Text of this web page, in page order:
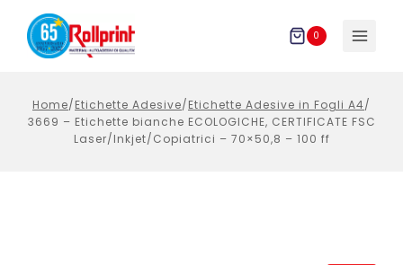
Salta
contenuto
0
Home/Etichette Adesive/Etichette Adesive in Fogli A4/
3669 – Etichette bianche ECOLOGICHE, CERTIFICATE FSC
Laser/Inkjet/Copiatrici – 70×50,8 – 100 ff